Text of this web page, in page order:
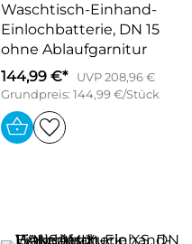
Waschtisch-Einhand-
Einlochbatterie, DN 15
ohne Ablaufgarnitur
144,99 €*
UVP 208,96 €
Grundpreis: 144,99 €/Stück